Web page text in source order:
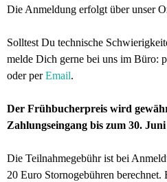
Die Anmeldung erfolgt über unser
Solltest Du technische
melde Dich gerne bei uns im Büro:
oder perEmail.
Der Frühbucherpreis wird
Zahlungseingang bis zum 30. Juni
Die Teilnahmegebühr ist bei
20 Euro Stornogebühren